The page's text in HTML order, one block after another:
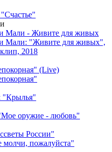
Мали - Живите для живых
Мали: "Живите для живых",
2018
(Live)
"Крылья"
оружие - любовь"
России"
пожалуйста"